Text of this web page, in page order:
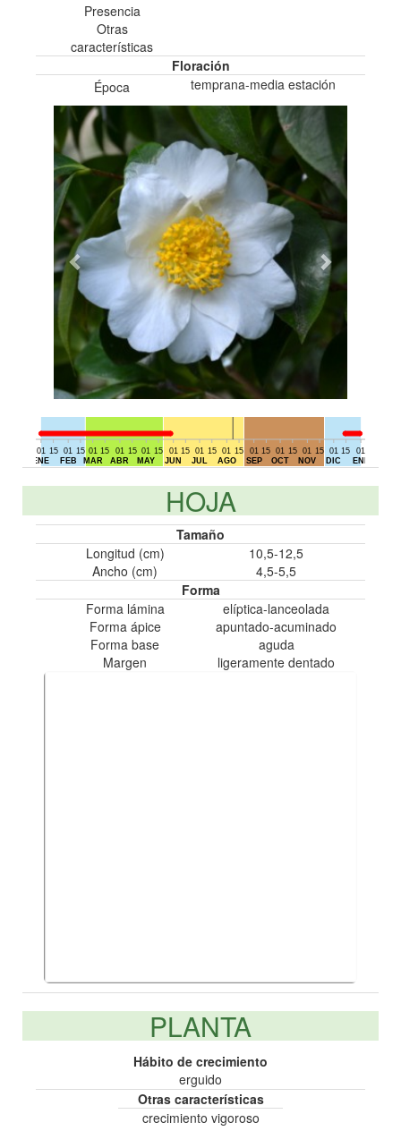
Presencia
Otras
características
Floración
Época
temprana-media estación
01
ENE
15
01
FEB
15 01
MAR
15
01
ABR
15 01
MAY
15
01
JUN
15
01
JUL
15
01
AGO
15
01
SEP
15
01
OCT
15
01
NOV
15 01
DIC
15
01
ENE
HOJA
Tamaño
Longitud (cm)
10,5-12,5
Ancho (cm)
4,5-5,5
Forma
Forma lámina
elíptica-lanceolada
Forma ápice
apuntado-acuminado
Forma base
aguda
Margen
ligeramente dentado
PLANTA
Hábito de crecimiento
erguido
Otras características
crecimiento vigoroso